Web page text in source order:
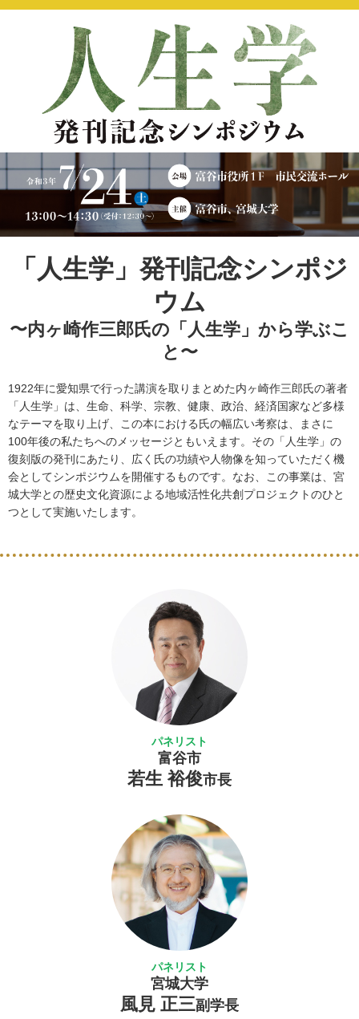
「人生学」発刊記念シンポジ
ウム
〜内ヶ崎作三郎氏の「人生学」から学ぶこ
と〜
1922年に愛知県で行った講演を取りまとめた内ヶ崎作三郎氏の著者
「人生学」は、生命、科学、宗教、健康、政治、経済国家など多様
なテーマを取り上げ、この本における氏の幅広い考察は、まさに
100年後の私たちへのメッセージともいえます。その「人生学」の
復刻版の発刊にあたり、広く氏の功績や人物像を知っていただく機
会としてシンポジウムを開催するものです。なお、この事業は、宮
城大学との歴史文化資源による地域活性化共創プロジェクトのひと
つとして実施いたします。
パネリスト
富谷市
若生 裕俊市長
パネリスト
宮城大学
風見 正三副学長